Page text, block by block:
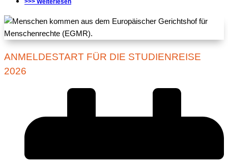
>>> Weiterlesen
ANMELDESTART FÜR DIE STUDIENREISE
2026